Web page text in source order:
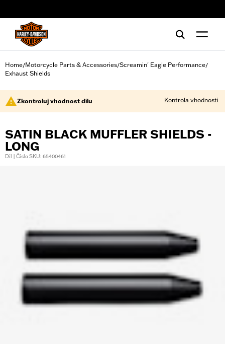
Home/Motorcycle Parts & Accessories/Screamin' Eagle Performance/
Exhaust Shields
Zkontroluj vhodnost dílu Kontrola vhodnosti
SATIN BLACK MUFFLER SHIELDS -
LONG
Díl | Číslo SKU: 65400461